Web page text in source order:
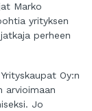
Marko
yrityksen
perheen
Oy:n
arvioimaan
Jo